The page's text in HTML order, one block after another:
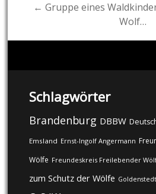
← Gruppe eines
Wolf…
Schlagwörter
Brandenburg DBBW
Emsland Ernst-Ingolf Angermann
Wölfe Freundeskreis Freilebender
zum Schutz der Wölfe Goldenstedt